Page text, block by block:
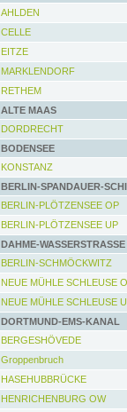
AHLDEN
CELLE
EITZE
MARKLENDORF
RETHEM
ALTE MAAS
DORDRECHT
BODENSEE
KONSTANZ
BERLIN-SPANDAUER-
BERLIN-PLÖTZENSEE OP
BERLIN-PLÖTZENSEE UP
DAHME-WASSERSTRASSE
BERLIN-SCHMÖCKWITZ
NEUE MÜHLE SCHLEUSE
NEUE MÜHLE SCHLEUSE
DORTMUND-EMS-KANAL
BERGESHÖVEDE
Groppenbruch
HASEHUBBRÜCKE
HENRICHENBURG OW